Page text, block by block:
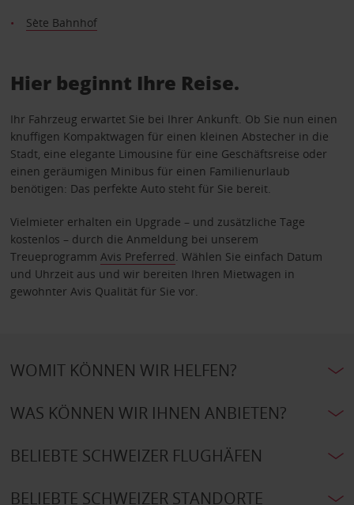
Sète Bahnhof
Hier beginnt Ihre Reise.
Ihr Fahrzeug erwartet Sie bei Ihrer Ankunft. Ob Sie nun einen
knuffigen Kompaktwagen für einen kleinen Abstecher in die
Stadt, eine elegante Limousine für eine Geschäftsreise oder
einen geräumigen Minibus für einen Familienurlaub
benötigen: Das perfekte Auto steht für Sie bereit.
Vielmieter erhalten ein Upgrade – und zusätzliche Tage
kostenlos – durch die Anmeldung bei unserem
Treueprogramm Avis Preferred . Wählen Sie einfach Datum
und Uhrzeit aus und wir bereiten Ihren Mietwagen in
gewohnter Avis Qualität für Sie vor.
WOMIT KÖNNEN WIR HELFEN?
WAS KÖNNEN WIR IHNEN ANBIETEN?
BELIEBTE SCHWEIZER FLUGHÄFEN
BELIEBTE SCHWEIZER STANDORTE